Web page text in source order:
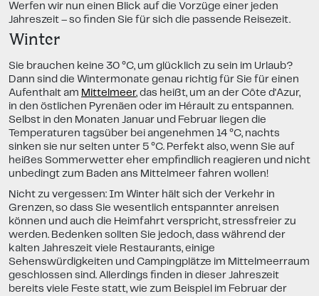
Werfen wir nun einen Blick auf die Vorzüge einer jeden
Jahreszeit – so finden Sie für sich die passende Reisezeit.
Winter
Sie brauchen keine 30 °C, um glücklich zu sein im Urlaub?
Dann sind die Wintermonate genau richtig für Sie für einen
Aufenthalt am Mittelmeer, das heißt, um an der Côte d'Azur,
in den östlichen Pyrenäen oder im Hérault zu entspannen.
Selbst in den Monaten Januar und Februar liegen die
Temperaturen tagsüber bei angenehmen 14 °C, nachts
sinken sie nur selten unter 5 °C. Perfekt also, wenn Sie auf
heißes Sommerwetter eher empfindlich reagieren und nicht
unbedingt zum Baden ans Mittelmeer fahren wollen!
Nicht zu vergessen: Im Winter hält sich der Verkehr in
Grenzen, so dass Sie wesentlich entspannter anreisen
können und auch die Heimfahrt verspricht, stressfreier zu
werden. Bedenken sollten Sie jedoch, dass während der
kalten Jahreszeit viele Restaurants, einige
Sehenswürdigkeiten und Campingplätze im Mittelmeerraum
geschlossen sind. Allerdings finden in dieser Jahreszeit
bereits viele Feste statt, wie zum Beispiel im Februar der